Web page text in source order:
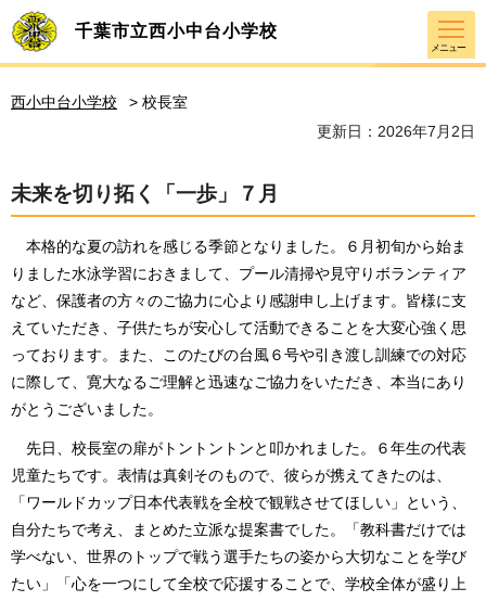
千葉市立西小中台小学校
メニュー
西小中台小学校
> 校長室
更新日：2026年7月2日
未来を切り拓く「一歩」７月
本格的な夏の訪れを感じる季節となりました。６月初旬から始ま
りました水泳学習におきまして、プール清掃や見守りボランティア
など、保護者の方々のご協力に心より感謝申し上げます。皆様に支
えていただき、子供たちが安心して活動できることを大変心強く思
っております。また、このたびの台風６号や引き渡し訓練での対応
に際して、寛大なるご理解と迅速なご協力をいただき、本当にあり
がとうございました。
先日、校長室の扉がトントントンと叩かれました。６年生の代表
児童たちです。表情は真剣そのもので、彼らが携えてきたのは、
「ワールドカップ日本代表戦を全校で観戦させてほしい」という、
自分たちで考え、まとめた立派な提案書でした。「教科書だけでは
学べない、世界のトップで戦う選手たちの姿から大切なことを学び
たい」「心を一つにして全校で応援することで、学校全体が盛り上